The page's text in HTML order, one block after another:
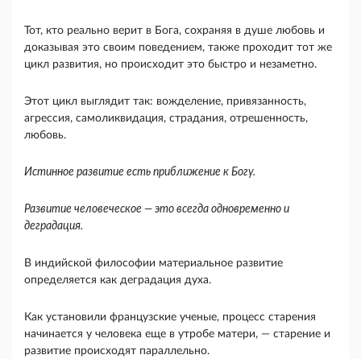
Тот, кто реально верит в Бога, сохраняя в душе любовь и
доказывая это своим поведением, также проходит тот же
цикл развития, но происходит это быстро и незаметно.
Этот цикл выглядит так: вожделение, привязанность,
агрессия, самоликви­дация, страдания, отрешенность,
любовь.
Истинное развитие есть приближение к Богу.
Развитие человеческое — это всегда одновременно и
деградация.
В индийской философии материаль­ное развитие
определяется как деградация духа.
Как установили французские ученые, процесс старения
начинается у человека еще в утробе ма­тери, — старение и
развитие происходят парал­лельно.